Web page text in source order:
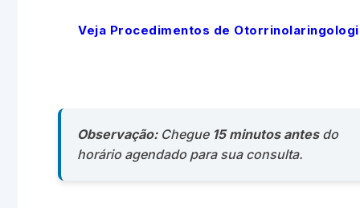
Veja Procedimentos de
Observação:Chegue 15 minutos antesdo
horário agendado para sua consulta.